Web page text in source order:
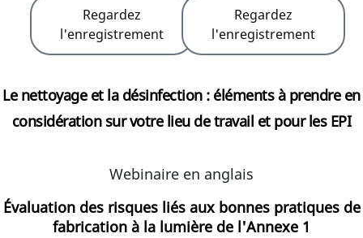
Regardez
l'enregistrement
Regardez
l'enregistrement
Le nettoyage et la désinfection : éléments à prendre en
considération sur votre lieu de travail et pour les EPI
Webinaire en anglais
Évaluation des risques liés aux bonnes pratiques de
fabrication à la lumière de l'Annexe 1